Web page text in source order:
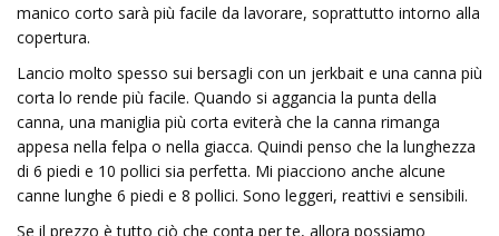
manico corto sarà più facile da lavorare, soprattutto intorno alla
copertura.
Lancio molto spesso sui bersagli con un jerkbait e una canna più
corta lo rende più facile. Quando si aggancia la punta della
canna, una maniglia più corta eviterà che la canna rimanga
appesa nella felpa o nella giacca. Quindi penso che la lunghezza
di 6 piedi e 10 pollici sia perfetta. Mi piacciono anche alcune
canne lunghe 6 piedi e 8 pollici. Sono leggeri, reattivi e sensibili.
Se il prezzo è tutto ciò che conta per te, allora possiamo